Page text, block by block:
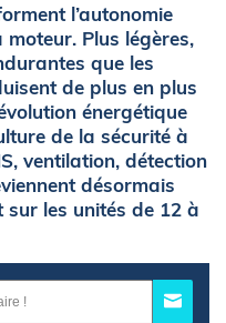
l’autonomie
Plus légères,
que les
de plus en plus
énergétique
de la sécurité à
ventilation, détection
désormais
sur les unités de 12 à